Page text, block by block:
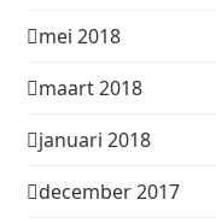
mei 2018
maart 2018
januari 2018
december 2017